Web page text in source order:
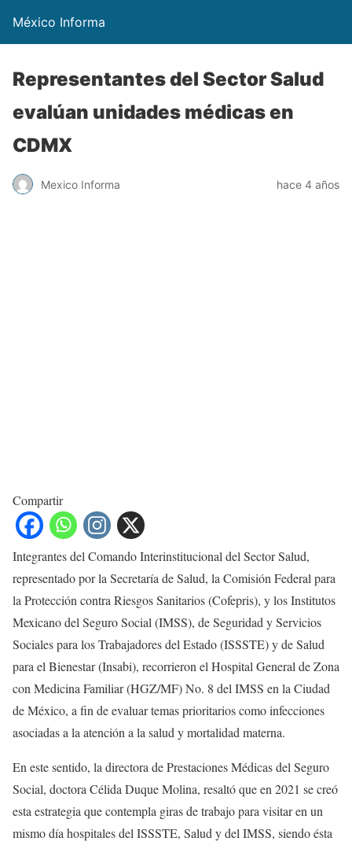
México Informa
Representantes del Sector Salud
evalúan unidades médicas en
CDMX
Mexico Informa hace 4 años
Compartir
Integrantes del Comando Interinstitucional del Sector Salud,
representado por la Secretaría de Salud, la Comisión Federal para
la Protección contra Riesgos Sanitarios (Cofepris), y los Institutos
Mexicano del Seguro Social (IMSS), de Seguridad y Servicios
Sociales para los Trabajadores del Estado (ISSSTE) y de Salud
para el Bienestar (Insabi), recorrieron el Hospital General de Zona
con Medicina Familiar (HGZ/MF) No. 8 del IMSS en la Ciudad
de México, a fin de evaluar temas prioritarios como infecciones
asociadas a la atención a la salud y mortalidad materna.
En este sentido, la directora de Prestaciones Médicas del Seguro
Social, doctora Célida Duque Molina, resaltó que en 2021 se creó
esta estrategia que contempla giras de trabajo para visitar en un
mismo día hospitales del ISSSTE, Salud y del IMSS, siendo ésta